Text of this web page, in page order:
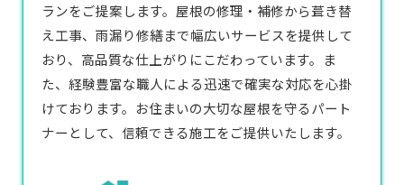
ランをご提案します。屋根の修理・補修から葺き替
え工事、雨漏り修繕まで幅広いサービスを提供して
おり、高品質な仕上がりにこだわっています。ま
た、経験豊富な職人による迅速で確実な対応を心掛
けております。お住まいの大切な屋根を守るパート
ナーとして、信頼できる施工をご提供いたします。